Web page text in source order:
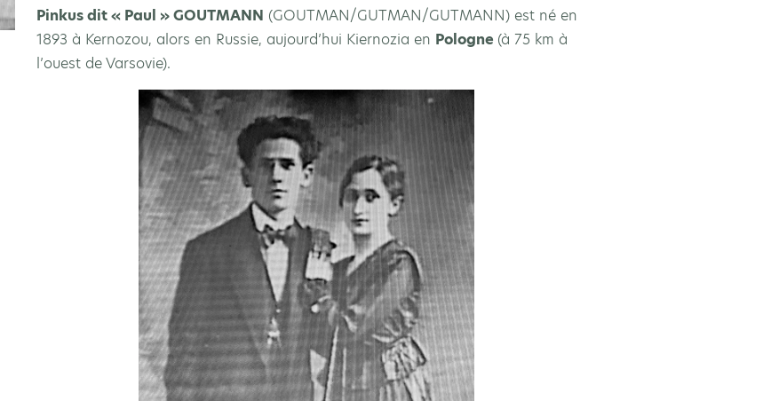
Pinkus dit « Paul » GOUTMANN (GOUTMAN/GUTMAN/GUTMANN) est né en
1893 à Kernozou, alors en Russie, aujourd’hui Kiernozia en Pologne (à 75 km à
l’ouest de Varsovie).